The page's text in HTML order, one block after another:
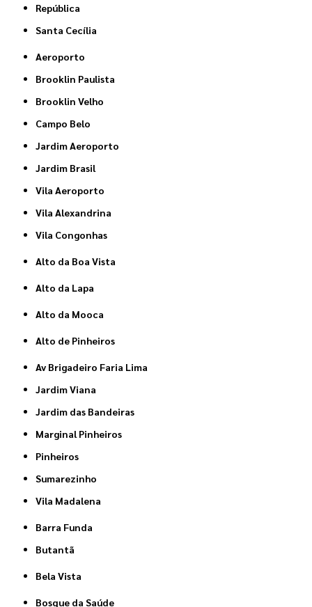
República
Santa Cecília
Aeroporto
Brooklin Paulista
Brooklin Velho
Campo Belo
Jardim Aeroporto
Jardim Brasil
Vila Aeroporto
Vila Alexandrina
Vila Congonhas
Alto da Boa Vista
Alto da Lapa
Alto da Mooca
Alto de Pinheiros
Av Brigadeiro Faria Lima
Jardim Viana
Jardim das Bandeiras
Marginal Pinheiros
Pinheiros
Sumarezinho
Vila Madalena
Barra Funda
Butantã
Bela Vista
Bosque da Saúde